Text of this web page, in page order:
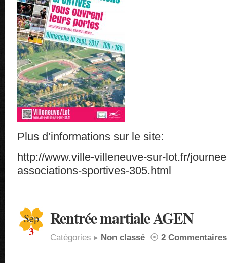
Plus d’informations sur le site:
http://www.ville-villeneuve-sur-lot.fr/
associations-sportives-305.html
Sep
3
Rentrée martiale AGEN
Catégories ▸ Non classé ⦿ 2 Commentaires